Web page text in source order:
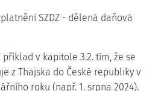
SZDZ - dělená daňová
v kapitole 3.2. tím, že se
z Thajska do České republiky v
roku (např. 1. srpna 2024).